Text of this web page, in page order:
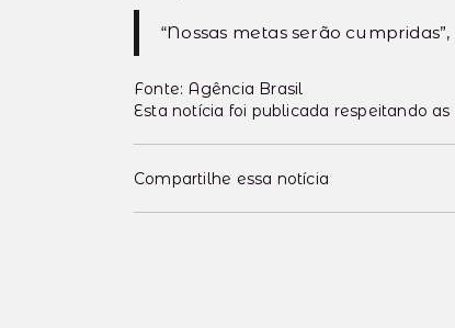
“Nossas metas serão
Fonte: Agência Brasil
Esta notícia foi publicada respeitando as
Compartilhe essa notícia